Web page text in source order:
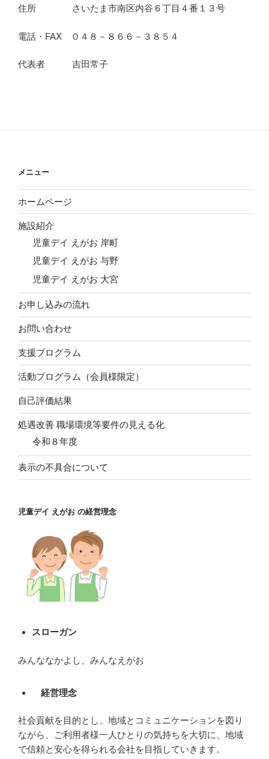
住所 さいたま市南区内谷６丁目４番１３号
電話・FAX ０４８－８６６－３８５４
代表者 吉田常子
メニュー
ホームページ
施設紹介
児童デイ えがお 岸町
児童デイ えがお 与野
児童デイ えがお 大宮
お申し込みの流れ
お問い合わせ
支援プログラム
活動プログラム（会員様限定）
自己評価結果
処遇改善 職場環境等要件の見える化
令和８年度
表示の不具合について
児童デイ えがお の経営理念
スローガン
みんななかよし、みんなえがお
経営理念
社会貢献を目的とし、地域とコミュニケーションを図り
ながら、ご利用者様一人ひとりの気持ちを大切に、地域
で信頼と安心を得られる会社を目指していきます。